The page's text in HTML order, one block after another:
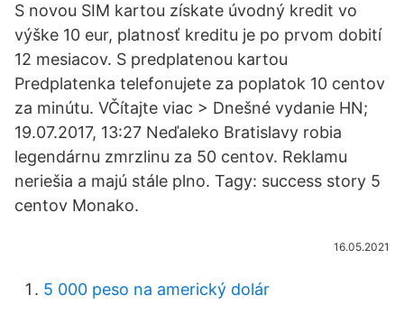
S novou SIM kartou získate úvodný kredit vo
výške 10 eur, platnosť kreditu je po prvom dobití
12 mesiacov. S predplatenou kartou
Predplatenka telefonujete za poplatok 10 centov
za minútu. VČítajte viac > Dnešné vydanie HN;
19.07.2017, 13:27 Neďaleko Bratislavy robia
legendárnu zmrzlinu za 50 centov. Reklamu
neriešia a majú stále plno. Tagy: success story 5
centov Monako.
16.05.2021
5 000 peso na americký dolár